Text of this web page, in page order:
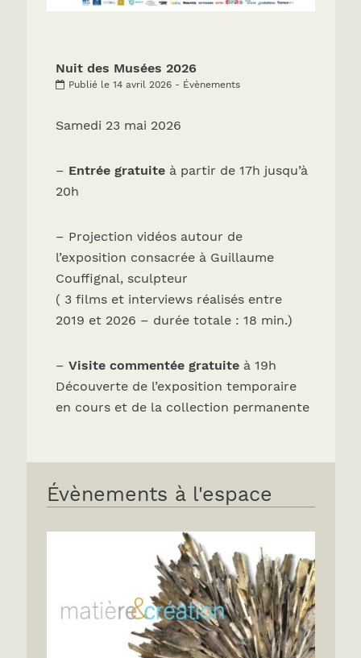
Nuit des Musées 2026
Publié le 14 avril 2026 - Évènements
Samedi 23 mai 2026
– Entrée gratuiteà partir de 17h jusqu’à
20h
– Projection vidéos autour de
l’exposition consacrée à Guillaume
Couffignal, sculpteur
( 3 films et interviews réalisés entre
2019 et 2026 – durée totale : 18 min.)
– Visite commentée gratuite à 19h
Découverte de l’exposition temporaire
en cours et de la collection permanente
Évènements à l'espace